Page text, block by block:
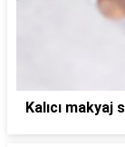
Kalıcı makyaj